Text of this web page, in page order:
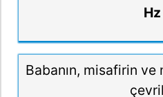
Babanın, misafirin ve